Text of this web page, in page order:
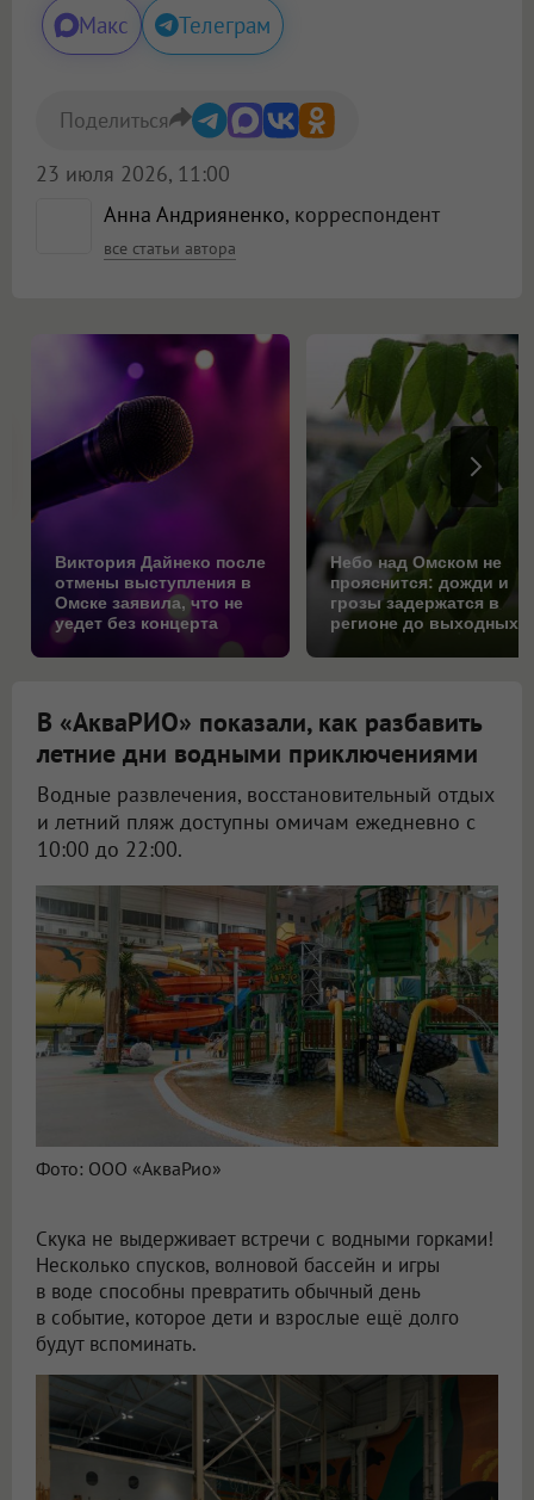
Макс Телеграм
Анна Андрияненко, корреспондент
все статьи автора
23 июля 2026, 11:00
Поделиться
Виктория Дайнеко после
отмены выступления в
Омске заявила, что не
уедет без концерта
Небо над Омском не
прояснится: дожди и
грозы задержатся в
регионе до выходных
В «АкваРИО» показали, как разбавить
летние дни водными приключениями
Водные развлечения, восстановительный отдых
и летний пляж доступны омичам ежедневно с
10:00 до 22:00.
Фото: ООО «АкваРио»
Скука не выдерживает встречи с водными горками!
Несколько спусков, волновой бассейн и игры
в воде способны превратить обычный день
в событие, которое дети и взрослые ещё долго
будут вспоминать.